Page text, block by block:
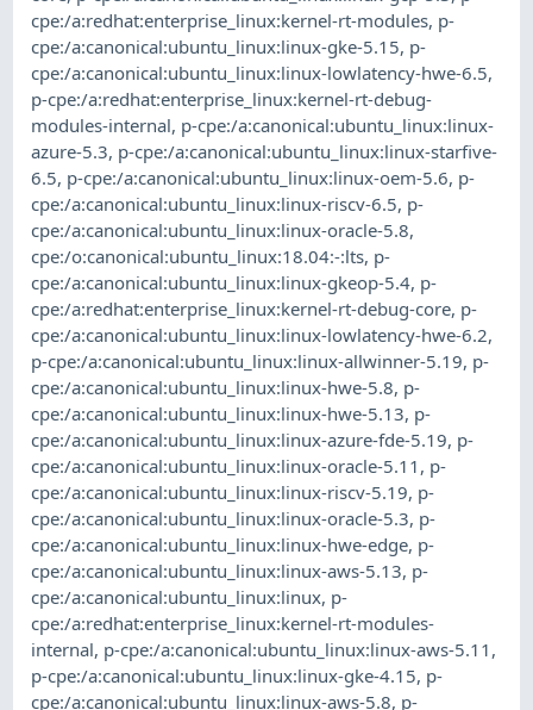
cpe:/a:redhat:enterprise_linux:kernel-rt-modules, p-
cpe:/a:canonical:ubuntu_linux:linux-gke-5.15, p-
cpe:/a:canonical:ubuntu_linux:linux-lowlatency-hwe-6.5,
p-cpe:/a:redhat:enterprise_linux:kernel-rt-debug-
modules-internal, p-cpe:/a:canonical:ubuntu_linux:linux-
azure-5.3, p-cpe:/a:canonical:ubuntu_linux:linux-starfive-
6.5, p-cpe:/a:canonical:ubuntu_linux:linux-oem-5.6, p-
cpe:/a:canonical:ubuntu_linux:linux-riscv-6.5, p-
cpe:/a:canonical:ubuntu_linux:linux-oracle-5.8,
cpe:/o:canonical:ubuntu_linux:18.04:-:lts, p-
cpe:/a:canonical:ubuntu_linux:linux-gkeop-5.4, p-
cpe:/a:redhat:enterprise_linux:kernel-rt-debug-core, p-
cpe:/a:canonical:ubuntu_linux:linux-lowlatency-hwe-6.2,
p-cpe:/a:canonical:ubuntu_linux:linux-allwinner-5.19, p-
cpe:/a:canonical:ubuntu_linux:linux-hwe-5.8, p-
cpe:/a:canonical:ubuntu_linux:linux-hwe-5.13, p-
cpe:/a:canonical:ubuntu_linux:linux-azure-fde-5.19, p-
cpe:/a:canonical:ubuntu_linux:linux-oracle-5.11 , p-
cpe:/a:canonical:ubuntu_linux:linux-riscv-5.19, p-
cpe:/a:canonical:ubuntu_linux:linux-oracle-5.3, p-
cpe:/a:canonical:ubuntu_linux:linux-hwe-edge, p-
cpe:/a:canonical:ubuntu_linux:linux-aws-5.13, p-
cpe:/a:canonical:ubuntu_linux:linux, p-
cpe:/a:redhat:enterprise_linux:kernel-rt-modules-
internal, p-cpe:/a:canonical:ubuntu_linux:linux-aws-5.11 ,
p-cpe:/a:canonical:ubuntu_linux:linux-gke-4.15, p-
cpe:/a:canonical:ubuntu_linux:linux-aws-5.8, p-